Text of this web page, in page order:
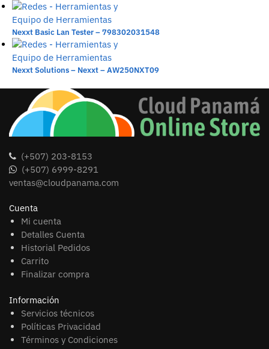
Nexxt Basic Lan Tester – 798302031548
Nexxt Solutions – Nexxt – AW250NXT09
(+507) 203-8153
(+507) 6999-8291
ventas@cloudpanama.com
Cuenta
Mi cuenta
Detalles Cuenta
Historial Pedidos
Carrito
Finalizar compra
Información
Servicios técnicos
Políticas Privacidad
Términos y Condiciones